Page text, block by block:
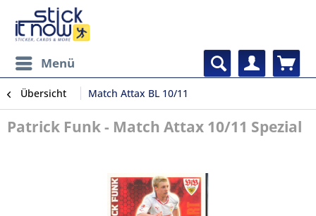
Menü
Übersicht Match Attax BL 10/11
Patrick Funk - Match Attax 10/11 Spezial